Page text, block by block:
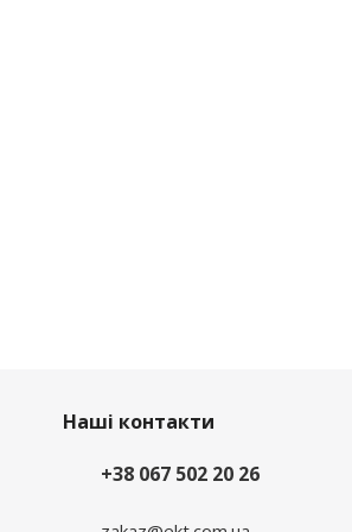
Наші контакти
+38 067 502 20 26